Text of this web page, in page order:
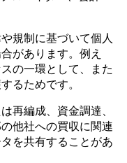
規制に基づいて個人
があります。例え
の一環として、また
るためです。
再編成、資金調達、
他社への買収に関連
を共有することがあ